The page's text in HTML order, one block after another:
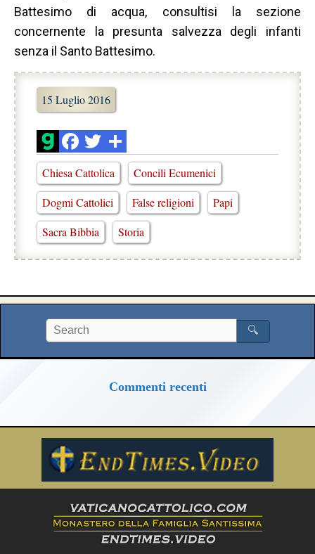
Battesimo di acqua, consultisi la sezione
concernente la presunta salvezza degli infanti
senza il Santo Battesimo.
15 Luglio 2016
Chiesa Cattolica
Concili Ecumenici
Dogmi Cattolici
False religioni
Papi
Sacra Bibbia
Storia
🔍
Commenti recenti